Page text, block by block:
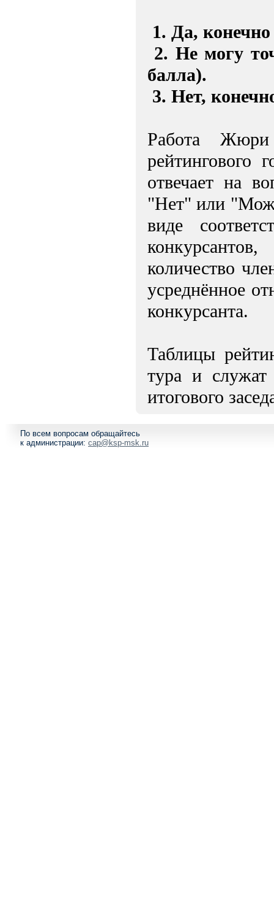
1. Да,
2. Не могу
балла).
3. Нет,
Работа Жюри
отвечает на
"Нет" или
виде
количество
усреднённое
конкурсанта.
Таблицы
тура и
итогового
По всем вопросам обращайтесь
к администрации: cap@ksp-msk.ru